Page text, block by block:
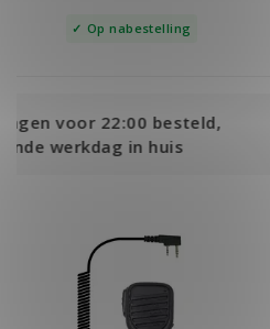
Op nabestelling
Eerst